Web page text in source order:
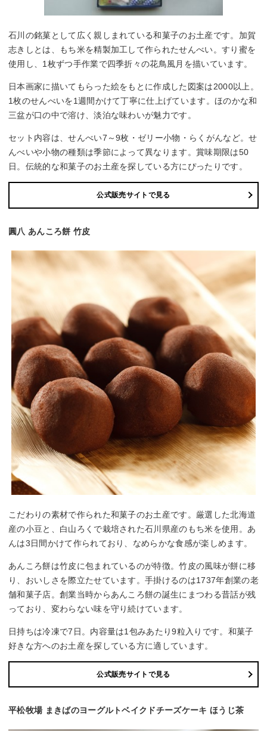
石川の銘菓として広く親しまれている和菓子のお土産です。加賀
志きしとは、もち米を精製加工して作られたせんべい。すり蜜を
使用し、1枚ずつ手作業で四季折々の花鳥風月を描いています。
日本画家に描いてもらった絵をもとに作成した図案は2000以上。
1枚のせんべいを1週間かけて丁寧に仕上げています。ほのかな和
三盆が口の中で溶け、淡泊な味わいが魅力です。
セット内容は、せんべい7～9枚・ゼリー小物・らくがんなど。せ
んべいや小物の種類は季節によって異なります。賞味期限は50
日。伝統的な和菓子のお土産を探している方にぴったりです。
公式販売サイトで見る
圓八 あんころ餅 竹皮
こだわりの素材で作られた和菓子のお土産です。厳選した北海道
産の小豆と、白山ろくで栽培された石川県産のもち米を使用。あ
んは3日間かけて作られており、なめらかな食感が楽しめます。
あんころ餅は竹皮に包まれているのが特徴。竹皮の風味が餅に移
り、おいしさを際立たせています。手掛けるのは1737年創業の老
舗和菓子店。創業当時からあんころ餅の誕生にまつわる昔話が残
っており、変わらない味を守り続けています。
日持ちは冷凍で7日。内容量は1包みあたり9粒入りです。和菓子
好きな方へのお土産を探している方に適しています。
公式販売サイトで見る
平松牧場 まきばのヨーグルトベイクドチーズケーキ ほうじ茶